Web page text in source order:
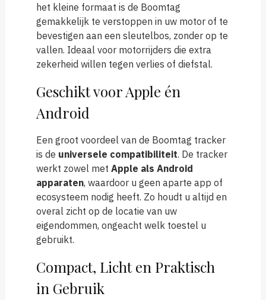
het kleine formaat is de Boomtag
gemakkelijk te verstoppen in uw motor of te
bevestigen aan een sleutelbos, zonder op te
vallen. Ideaal voor motorrijders die extra
zekerheid willen tegen verlies of diefstal.
Geschikt voor Apple én
Android
Een groot voordeel van de Boomtag tracker
is de universele compatibiliteit. De tracker
werkt zowel met Apple als Android
apparaten, waardoor u geen aparte app of
ecosysteem nodig heeft. Zo houdt u altijd en
overal zicht op de locatie van uw
eigendommen, ongeacht welk toestel u
gebruikt.
Compact, Licht en Praktisch
in Gebruik